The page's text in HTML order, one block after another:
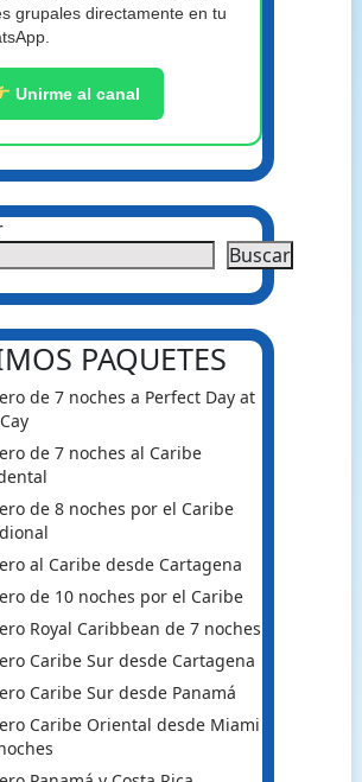
grupales directamente en tu
Unirme al canal
Buscar
PAQUETES
de 7 noches a Perfect Day at
de 7 noches al Caribe
de 8 noches por el Caribe
al Caribe desde Cartagena
de 10 noches por el Caribe
Royal Caribbean de 7 noches
Caribe Sur desde Cartagena
Caribe Sur desde Panamá
Caribe Oriental desde Miami